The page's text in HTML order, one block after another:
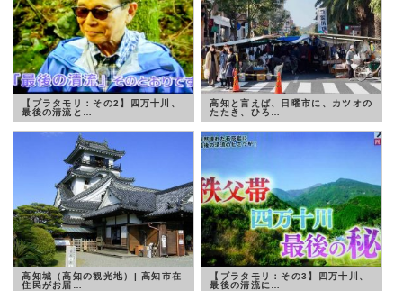
【ブラタモリ：その2】四万十川、
最後の清流と…
高知と言えば、日曜市に、カツオの
たたき、ひろ…
高知城（高知の観光地）| 高知市在
住民がお届…
【ブラタモリ：その3】四万十川、
最後の清流に…